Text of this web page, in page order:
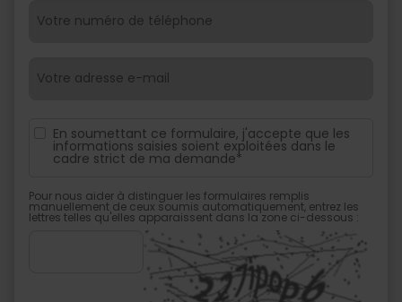
En soumettant ce formulaire, j'accepte que les
informations saisies soient exploitées dans le
cadre strict de ma demande*
Pour nous aider à distinguer les formulaires remplis
manuellement de ceux soumis automatiquement, entrez les
lettres telles qu'elles apparaissent dans la zone ci-dessous :